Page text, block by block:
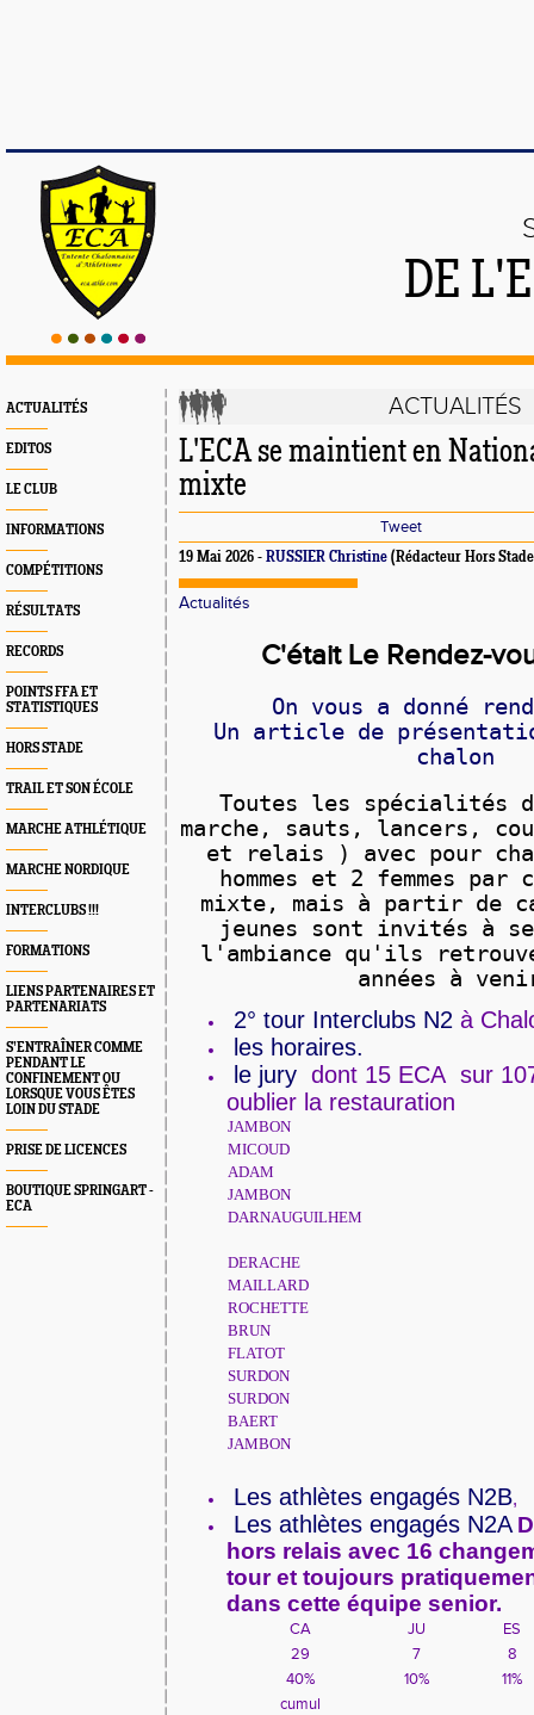
DE
ACTUALITÉS
EDITOS
LE CLUB
INFORMATIONS
COMPÉTITIONS
RÉSULTATS
RECORDS
POINTS FFA ET
STATISTIQUES
HORS STADE
TRAIL ET SON ÉCOLE
MARCHE ATHLÉTIQUE
MARCHE NORDIQUE
INTERCLUBS !!!
FORMATIONS
LIENS PARTENAIRES ET
PARTENARIATS
S’ENTRAÎNER COMME
PENDANT LE
CONFINEMENT OU
LORSQUE VOUS ÊTES
LOIN DU STADE
PRISE DE LICENCES
BOUTIQUE SPRINGART -
ECA
ACTUALITÉS
L'ECA se maintient en
mixte
Tweet
19 Mai 2026 - RUSSIER Christine (Rédacteur Hors
Actualités
C'était Le Rendez-
On vous a donné
Un article de
chalon
Toutes les spécialités
marche, sauts, lancers,
et relais ) avec pour
hommes et 2 femmes
mixte, mais à partir de
jeunes sont invités à
l'ambiance qu'ils
années à
2° tour Interclubs N2 à
les horaires.
le jury dont 15 ECA sur
oublier la restauration
JAMBON
MICOUD
ADAM
JAMBON
DARNAUGUILHEM
DERACHE
MAILLARD
ROCHETTE
BRUN
FLATOT
SURDON
SURDON
BAERT
JAMBON
Les athlètes engagés N2B,
Les athlètes engagés N2A
hors relais avec 16
tour et toujours
dans cette équipe senior.
CA JU
ES
29
7
8
40%
10%
11%
cumul